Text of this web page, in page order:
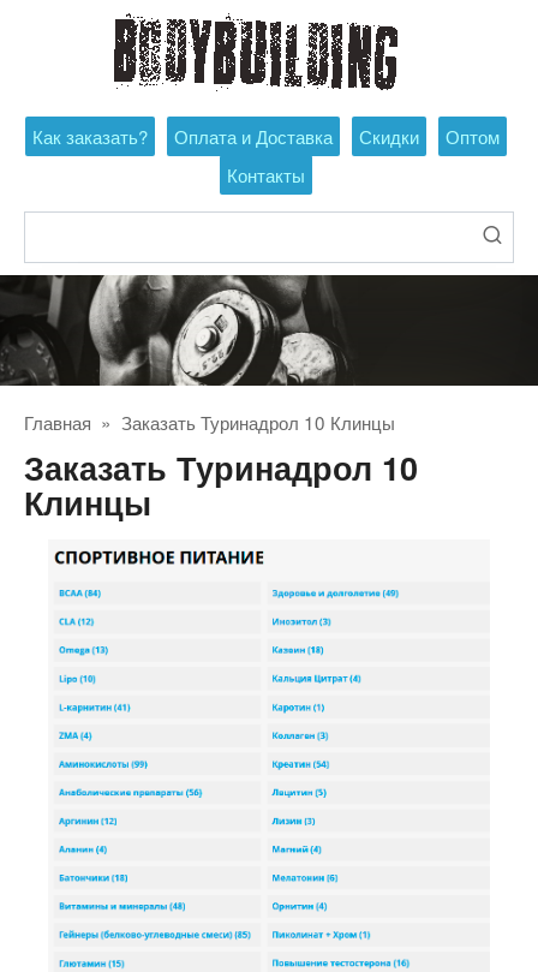
Как заказать? Оплата и Доставка Скидки
Оптом
Контакты
Главная » Заказать Туринадрол 10 Клинцы
Заказать Туринадрол 10
Клинцы